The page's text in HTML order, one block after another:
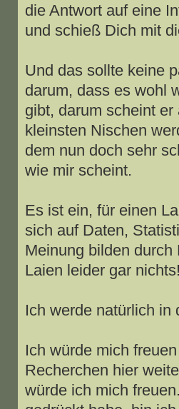
die Antwort auf eine
und schieß Dich mit
Und das sollte keine
darum, dass es wohl
gibt, darum scheint
kleinsten Nischen
dem nun doch sehr
wie mir scheint.
Es ist ein, für einen
sich auf Daten,
Meinung bilden
Laien leider gar nichts!
Ich werde natürlich in
Ich würde mich
Recherchen hier
würde ich mich